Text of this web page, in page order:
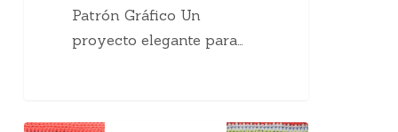
Patrón Gráfico Un
proyecto elegante para…